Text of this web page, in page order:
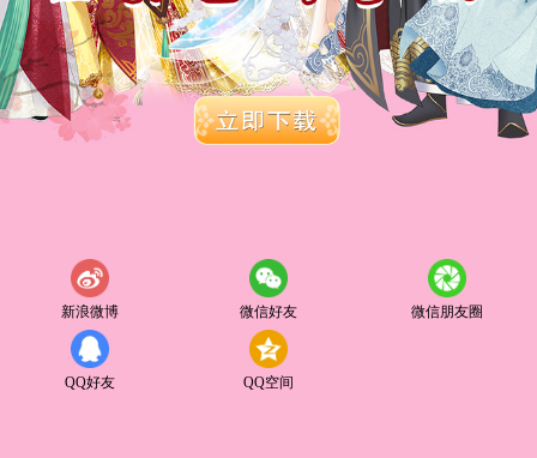
新浪微博 微信好友 微信朋友圈
QQ好友 QQ空间